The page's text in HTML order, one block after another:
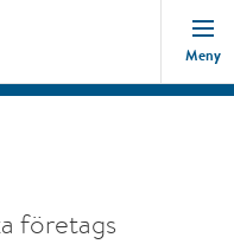
Meny
företags